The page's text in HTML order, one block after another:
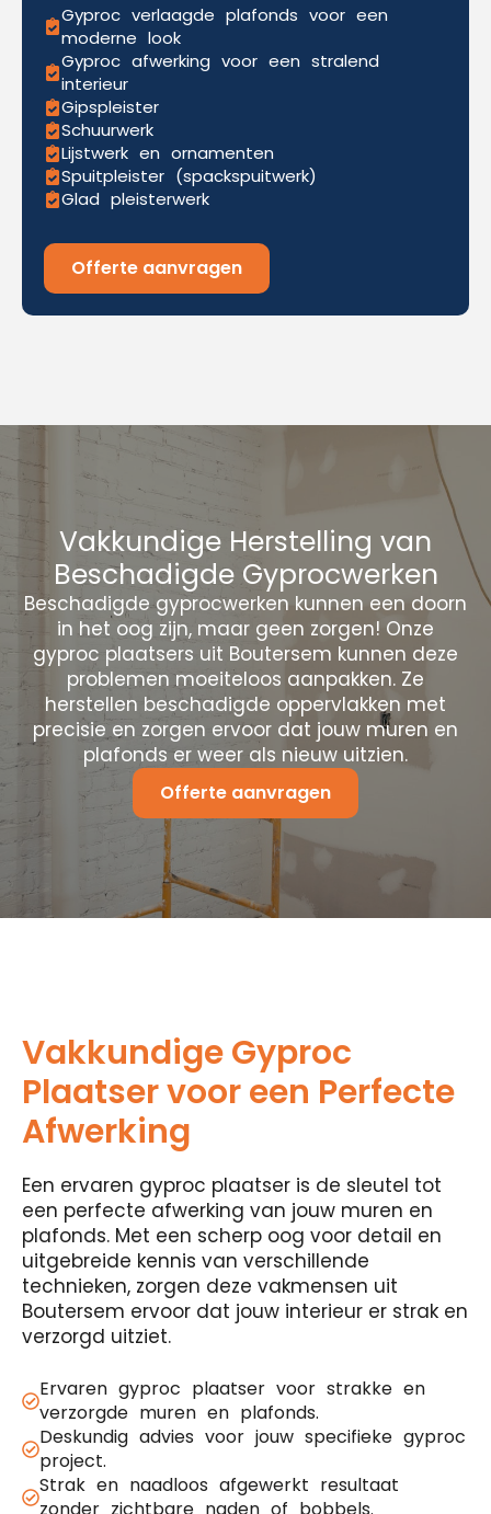
Gyproc verlaagde plafonds voor een
moderne look
Gyproc afwerking voor een stralend
interieur
Gipspleister
Schuurwerk
Lijstwerk en ornamenten
Spuitpleister (spackspuitwerk)
Glad pleisterwerk
Offerte aanvragen
Vakkundige Herstelling van
Beschadigde Gyprocwerken
Beschadigde gyprocwerken kunnen een doorn
in het oog zijn, maar geen zorgen! Onze
gyproc plaatsers uit Boutersem kunnen deze
problemen moeiteloos aanpakken. Ze
herstellen beschadigde oppervlakken met
precisie en zorgen ervoor dat jouw muren en
plafonds er weer als nieuw uitzien.
Offerte aanvragen
Vakkundige Gyproc
Plaatser voor een Perfecte
Afwerking
Een ervaren gyproc plaatser is de sleutel tot
een perfecte afwerking van jouw muren en
plafonds. Met een scherp oog voor detail en
uitgebreide kennis van verschillende
technieken, zorgen deze vakmensen uit
Boutersem ervoor dat jouw interieur er strak en
verzorgd uitziet.
Ervaren gyproc plaatser voor strakke en
verzorgde muren en plafonds.
Deskundig advies voor jouw specifieke gyproc
project.
Strak en naadloos afgewerkt resultaat